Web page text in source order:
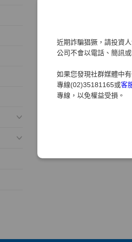
近期詐騙猖獗，請投資
公司不會以電話、簡訊
如果您發現社群媒體中
專線(02)35181165或客
專線，以免權益受損。